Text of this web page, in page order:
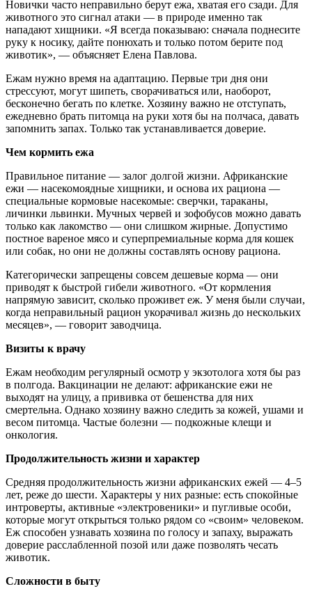
Новички часто неправильно берут ежа, хватая его сзади. Для
животного это сигнал атаки — в природе именно так
нападают хищники. «Я всегда показываю: сначала поднесите
руку к носику, дайте понюхать и только потом берите под
животик», — объясняет Елена Павлова.
Ежам нужно время на адаптацию. Первые три дня они
стрессуют, могут шипеть, сворачиваться или, наоборот,
бесконечно бегать по клетке. Хозяину важно не отступать,
ежедневно брать питомца на руки хотя бы на полчаса, давать
запомнить запах. Только так устанавливается доверие.
Чем кормить ежа
Правильное питание — залог долгой жизни. Африканские
ежи — насекомоядные хищники, и основа их рациона —
специальные кормовые насекомые: сверчки, тараканы,
личинки львинки. Мучных червей и зофобусов можно давать
только как лакомство — они слишком жирные. Допустимо
постное вареное мясо и суперпремиальные корма для кошек
или собак, но они не должны составлять основу рациона.
Категорически запрещены совсем дешевые корма — они
приводят к быстрой гибели животного. «От кормления
напрямую зависит, сколько проживет еж. У меня были случаи,
когда неправильный рацион укорачивал жизнь до нескольких
месяцев», — говорит заводчица.
Визиты к врачу
Ежам необходим регулярный осмотр у экзотолога хотя бы раз
в полгода. Вакцинации не делают: африканские ежи не
выходят на улицу, а прививка от бешенства для них
смертельна. Однако хозяину важно следить за кожей, ушами и
весом питомца. Частые болезни — подкожные клещи и
онкология.
Продолжительность жизни и характер
Средняя продолжительность жизни африканских ежей — 4–5
лет, реже до шести. Характеры у них разные: есть спокойные
интроверты, активные «электровеники» и пугливые особи,
которые могут открыться только рядом со «своим» человеком.
Еж способен узнавать хозяина по голосу и запаху, выражать
доверие расслабленной позой или даже позволять чесать
животик.
Сложности в быту